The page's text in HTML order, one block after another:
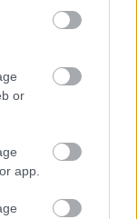
or
app.
ahol a
erősítése kerül a